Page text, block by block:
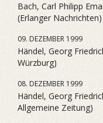
Bach, Carl Philipp
(Erlanger Nachrichten)
09. DEZEMBER 1999
Händel, Georg
Würzburg)
08. DEZEMBER 1999
Händel, Georg
Allgemeine Zeitung)